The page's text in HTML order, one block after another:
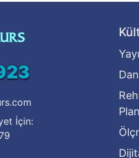
İçin: